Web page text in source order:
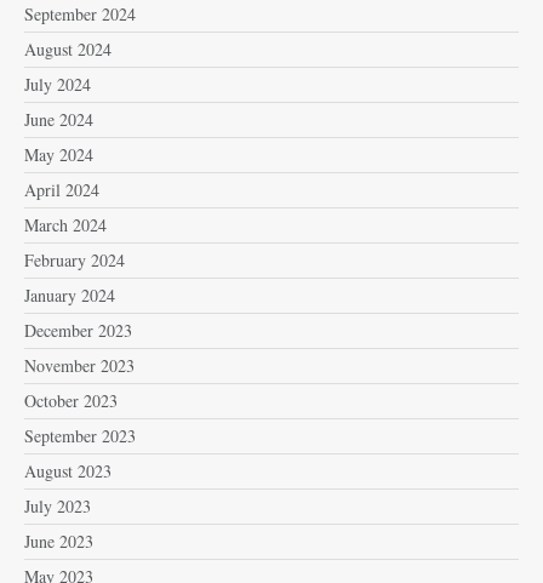
September 2024
August 2024
July 2024
June 2024
May 2024
April 2024
March 2024
February 2024
January 2024
December 2023
November 2023
October 2023
September 2023
August 2023
July 2023
June 2023
May 2023